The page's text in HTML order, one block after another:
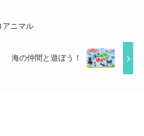
アニマル
海の仲間と遊ぼう！